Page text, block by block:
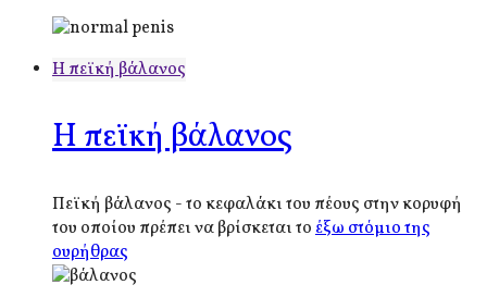
Η πεϊκή βάλανος
Η πεϊκή βάλανος
Πεϊκή βάλανος - το κεφαλάκι του πέους στην κορυφή
του οποίου πρέπει να βρίσκεται τοέξω στόμιο της
ουρήθρας